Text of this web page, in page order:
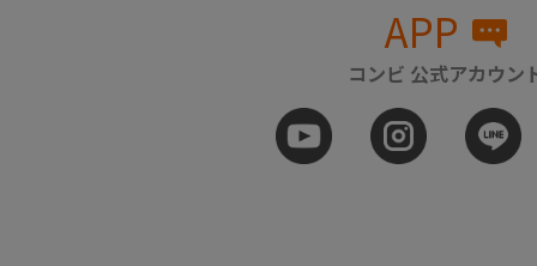
APP
コンビ 公式アカウン